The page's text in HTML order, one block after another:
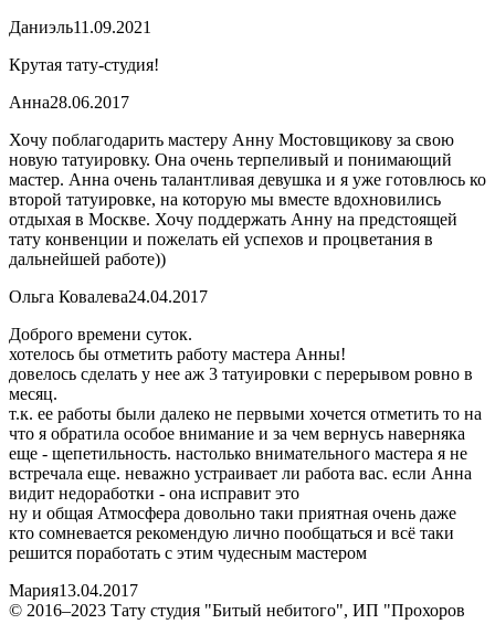
Даниэль11.09.2021
Крутая тату-студия!
Анна28.06.2017
Хочу поблагодарить мастеру Анну Мостовщикову за свою
новую татуировку. Она очень терпеливый и понимающий
мастер. Анна очень талантливая девушка и я уже готовлюсь ко
второй татуировке, на которую мы вместе вдохновились
отдыхая в Москве. Хочу поддержать Анну на предстоящей
тату конвенции и пожелать ей успехов и процветания в
дальнейшей работе))
Ольга Ковалева24.04.2017
Доброго времени суток.
хотелось бы отметить работу мастера Анны!
довелось сделать у нее аж 3 татуировки с перерывом ровно в
месяц.
т.к. ее работы были далеко не первыми хочется отметить то на
что я обратила особое внимание и за чем вернусь наверняка
еще - щепетильность. настолько внимательного мастера я не
встречала еще. неважно устраивает ли работа вас. если Анна
видит недоработки - она исправит это
ну и общая Атмосфера довольно таки приятная очень даже
кто сомневается рекомендую лично пообщаться и всё таки
решится поработать с этим чудесным мастером
Мария13.04.2017
© 2016–2023 Тату студия "Битый небитого", ИП "Прохоров